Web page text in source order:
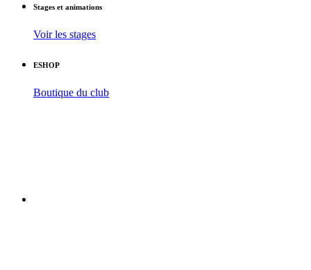
Stages et animations
Voir les stages
ESHOP
Boutique du club